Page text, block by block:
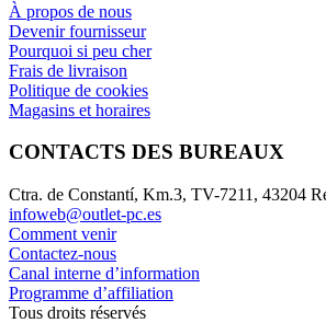
À propos de nous
Devenir fournisseur
Pourquoi si peu cher
Frais de livraison
Politique de cookies
Magasins et horaires
CONTACTS DES BUREAUX
Ctra. de Constantí, Km.3, TV-7211, 43204
infoweb@outlet-pc.es
Comment venir
Contactez-nous
Canal interne d’information
Programme d’affiliation
Tous droits réservés